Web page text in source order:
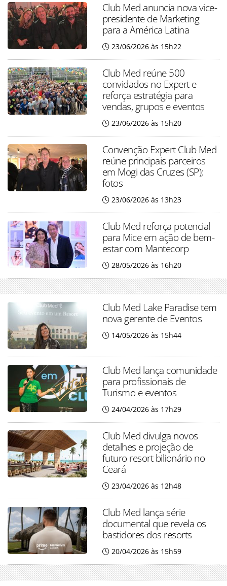
Club Med anuncia nova vice-
presidente de Marketing
para a América Latina
23/06/2026 às 15h22
Club Med reúne 500
convidados no Expert e
reforça estratégia para
vendas, grupos e eventos
23/06/2026 às 15h20
Convenção Expert Club Med
reúne principais parceiros
em Mogi das Cruzes (SP);
fotos
23/06/2026 às 13h23
Club Med reforça potencial
para Mice em ação de bem-
estar com Mantecorp
28/05/2026 às 16h20
Club Med Lake Paradise tem
nova gerente de Eventos
14/05/2026 às 15h44
Club Med lança comunidade
para profissionais de
Turismo e eventos
24/04/2026 às 17h29
Club Med divulga novos
detalhes e projeção de
futuro resort bilionário no
Ceará
23/04/2026 às 12h48
Club Med lança série
documental que revela os
bastidores dos resorts
20/04/2026 às 15h59